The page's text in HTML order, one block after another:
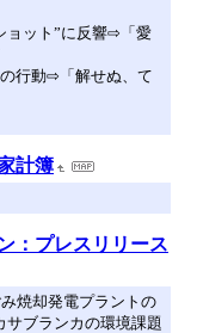
ョット”に反響⇨「愛
行動⇨「解せぬ、て
計簿
：プレスリリース
焼却発電プラントの
サブランカの環境課題